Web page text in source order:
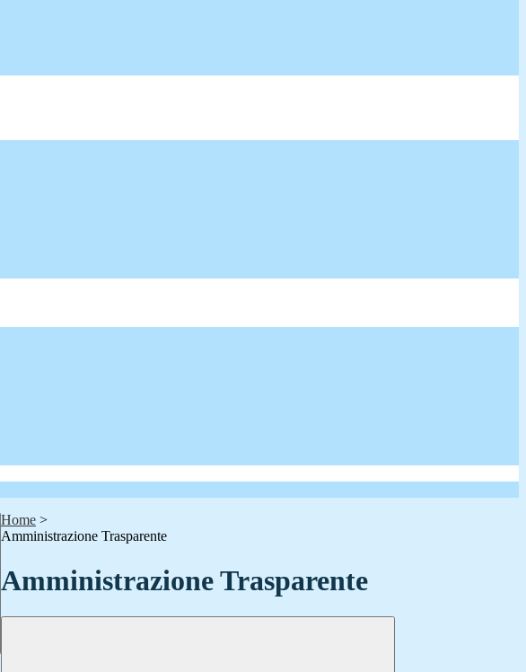
Home >
Amministrazione Trasparente
Amministrazione Trasparente